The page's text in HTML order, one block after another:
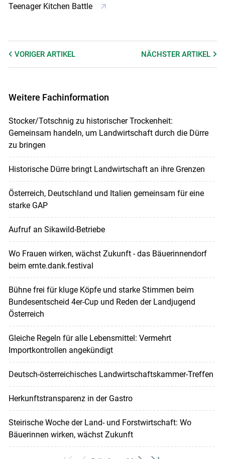
Teenager Kitchen Battle
VORIGER ARTIKEL NÄCHSTERARTIKEL
Weitere Fachinformation
Stocker/Totschnig zu historischer Trockenheit:
Gemeinsam handeln, um Landwirtschaft durch die Dürre
zu bringen
Historische Dürre bringt Landwirtschaft an ihre Grenzen
Österreich, Deutschland und Italien gemeinsam für eine
starke GAP
Aufruf an Sikawild-Betriebe
Wo Frauen wirken, wächst Zukunft - das Bäuerinnendorf
beim ernte.dank.festival
Bühne frei für kluge Köpfe und starke Stimmen beim
Bundesentscheid 4er-Cup und Reden der Landjugend
Österreich
Gleiche Regeln für alle Lebensmittel: Vermehrt
Importkontrollen angekündigt
Deutsch-österreichisches Landwirtschaftskammer-Treffen
Herkunftstransparenz in der Gastro
Steirische Woche der Land- und Forstwirtschaft: Wo
Bäuerinnen wirken, wächst Zukunft